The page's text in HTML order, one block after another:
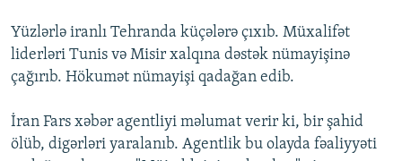
FOTOQALEREYA
İNFOQRAFIKA
KARIKATURA
OXU ZALI
AZƏRBAYCAN ƏDƏBIYYATI KITABXANASI
İSLAM VƏ DEMOKRATIYA
İZ - MƏDƏNIYYƏT PROQRAMI
HAQQIMIZDA
MISSIYAMIZ
PEŞƏ ETIKASI VƏ JURNALISTIKA STANDARTLARIMIZ
MATERIALLARIMIZDAN ISTIFADƏ
Yüzlərlə iranlı Tehranda küçələrə çıxıb. Müxalifət
liderləri Tunis və Misir xalqına dəstək nümayişinə
çağırıb. Hökumət nümayişi qadağan edib.
İran Fars xəbər agentliyi məlumat verir ki, bir şahid
ölüb, digərləri yaralanıb. Agentlik bu olayda fəaliyyəti